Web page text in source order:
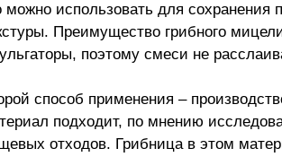
можно использовать для сохранения
Преимущество грибного
поэтому смеси не
способ применения –
подходит, по мнению
отходов. Грибница в этом